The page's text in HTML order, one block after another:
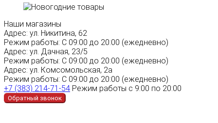
Наши магазины
Адрес: ул. Никитина, 62
Режим работы: С 09:00 до 20:00 (ежедневно)
Адрес: ул. Дачная, 23/5
Режим работы: С 09:00 до 20:00 (ежедневно)
Адрес: ул. Комсомольская, 2а
Режим работы: С 09:00 до 20:00 (ежедневно)
+7 (383) 214-71-54 Режим работы с 9:00 по 20:00
Обратный звонок